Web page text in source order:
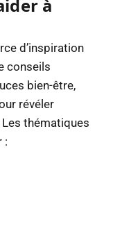
à
d’inspiration
conseils
bien-être,
révéler
thématiques
: